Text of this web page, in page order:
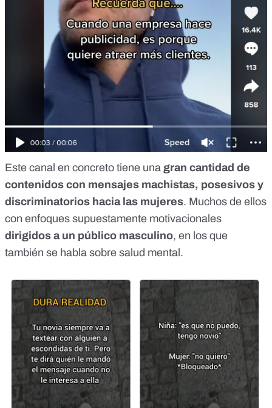
Este canal en concreto tiene una gran cantidad de
contenidos con mensajes machistas, posesivos y
discriminatorios hacia las mujeres. Muchos de ellos
con enfoques supuestamente motivacionales
dirigidos a un público masculino, en los que
también se habla sobre salud mental.